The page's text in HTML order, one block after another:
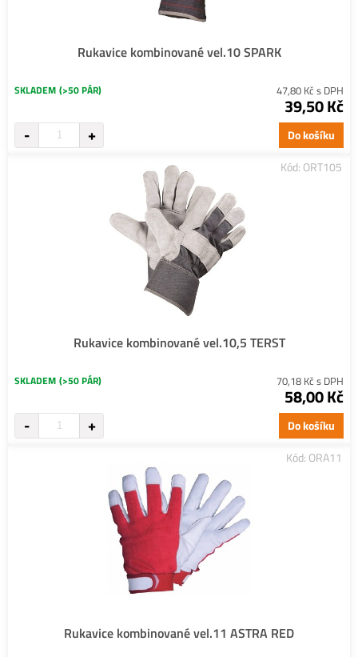
Rukavice kombinované vel.10 SPARK
SKLADEM (>50 PÁR) 47,80 Kč s DPH
39,50 Kč
Do košíku
Kód: ORT105
Rukavice kombinované vel.10,5 TERST
SKLADEM (>50 PÁR) 70,18 Kč s DPH
58,00 Kč
Do košíku
Kód: ORA11
Rukavice kombinované vel.11 ASTRA RED